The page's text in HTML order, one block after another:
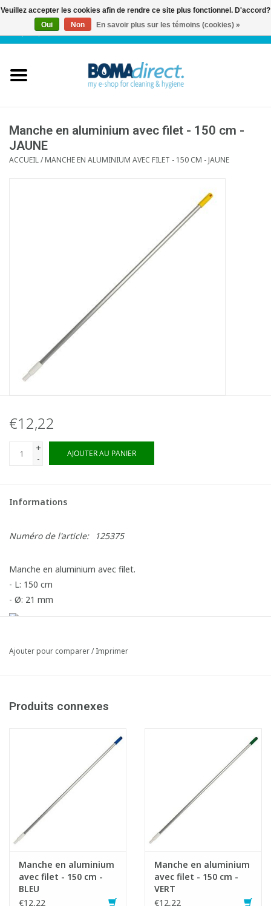
FR| 0 Articles
Service client
Blog
Manche en aluminium avec filet - 150 cm -
JAUNE
ACCUEIL/MANCHE EN ALUMINIUM AVEC FILET - 150 CM - JAUNE
€12,22
+
-
AJOUTER AU PANIER
Informations
Numéro de l'article: 125375
Manche en aluminium avec filet.
- L: 150 cm
- Ø: 21 mm
Ajouter pour comparer/Imprimer
Produits connexes
Manche en aluminium
avec filet - 150 cm -
BLEU
€12,22
Manche en aluminium
avec filet - 150 cm -
VERT
€12,22
Veuillez accepter les cookies afin de rendre ce site plus fonctionnel. D'accord?
Oui
Non En savoir plus sur les témoins (cookies) »